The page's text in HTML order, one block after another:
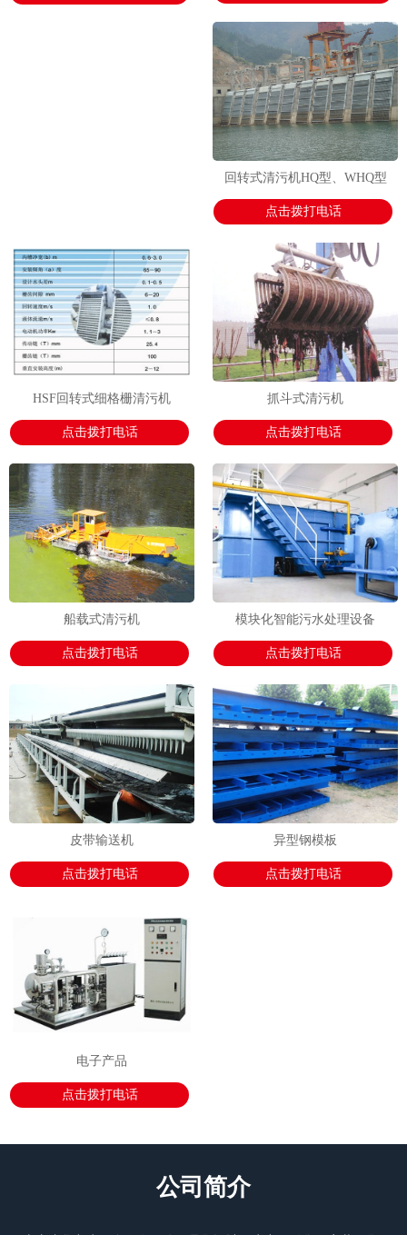
2
回转式清污机HQ型、WHQ型
点击拨打电话
HSF回转式细格栅清污机
点击拨打电话
抓斗式清污机
点击拨打电话
船载式清污机
点击拨打电话
模块化智能污水处理设备
点击拨打电话
皮带输送机
点击拨打电话
异型钢模板
点击拨打电话
电子产品
点击拨打电话
公司简介